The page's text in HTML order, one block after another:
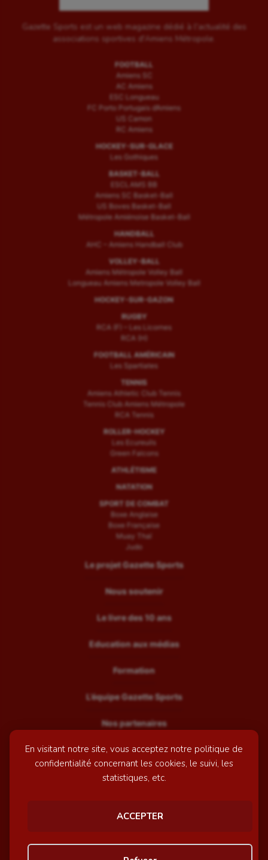
En visitant notre site, vous acceptez notre politique de
confidentialité concernant les cookies, le suivi, les
statistiques, etc.
ACCEPTER
Gazette Sports est un web magazine dédié à l'actualité des
associations sportives d'Amiens Métropole.
FOOTBALL
Amiens SC
AC Amiens
ESC Longueau
FC Porto Portugais d’Amiens
US Camon
RC Amiens
HOCKEY-SUR-GLACE
Les Gothiques
BASKET-BALL
ESCLAMS BB
Amiens SC Basket-Ball
US Boves Basket-Ball
Métropole Amiénoise Basket-Ball
HANDBALL
AHC – Amiens Handball Club
VOLLEY-BALL
Amiens Métropole Volley Ball
Longueau Amiens Metropole Volley Ball
HOCKEY-SUR-GAZON
RUGBY
RCA (F) – Les Licornes
RCA (H)
FOOTBALL AMÉRICAIN
Les Spartiates
TENNIS
Amiens Athletic Club Tennis
Tennis Club Amiens Métropole
RCA Tennis
ROLLER-HOCKEY
Les Ecureuils
Green Falcons
ATHLÉTISME
NATATION
SPORT DE COMBAT
Boxe Anglaise
Boxe Française
Muay Thaï
Judo
Le projet Gazette Sports
Nous soutenir
Le livre des 10 ans
Education aux médias
Formation
L’équipe Gazette Sports
Nos partenaires
Recrutement
Mentions légales
© GazetteSports - 2026 | Site internet réalisé par